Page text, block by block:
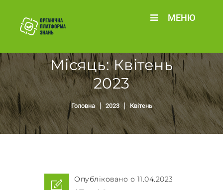
МЕНЮ
Місяць:Квітень
2023
Головна 2023 Квітень
Опубліковано о 11.04.2023